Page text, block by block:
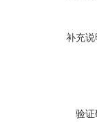
补充说
验证